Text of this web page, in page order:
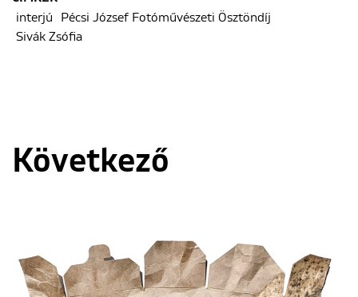
interjú
Pécsi József Fotóművészeti Ösztöndíj
Sivák Zsófia
Következő